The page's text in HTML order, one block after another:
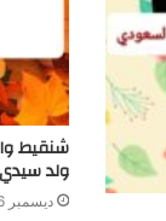
شنقيط
ولد
ديسمبر 16, 2024